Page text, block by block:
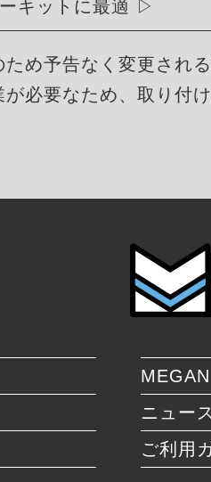
キットに最適
め予告なく変更される
必要なため、取り付
ニュース
ご利用